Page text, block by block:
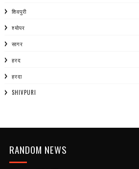
शिवपुरी
श्योपर
सागर
हरद
हरदा
SHIVPURI
RANDOM NEWS